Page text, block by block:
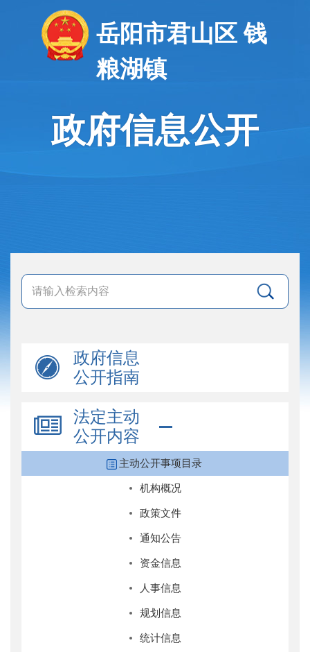
岳阳市君山区 钱
粮湖镇
政府信息公开
政府信息
公开指南
法定主动
公开内容
主动公开事项目录
机构概况
政策文件
通知公告
资金信息
人事信息
规划信息
统计信息